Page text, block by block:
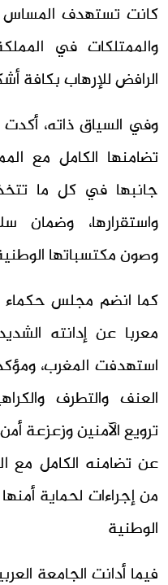
كانت تستهدف المساس
والممتلكات في
الرافض للإرهاب بكافة
وفي السياق ذاته، أكدت
تضامنها الكامل مع
جانبها في كل ما
واستقرارها، وضمان
وصون مكتسباتها
كما انضم مجلس حكماء
معربا عن إدانته
استهدفت المغرب،
العنف والتطرف
ترويع الآمنين وزعزعة
عن تضامنه الكامل مع
من إجراءات لحماية
الوطنية
فيما أدانت الجامعة